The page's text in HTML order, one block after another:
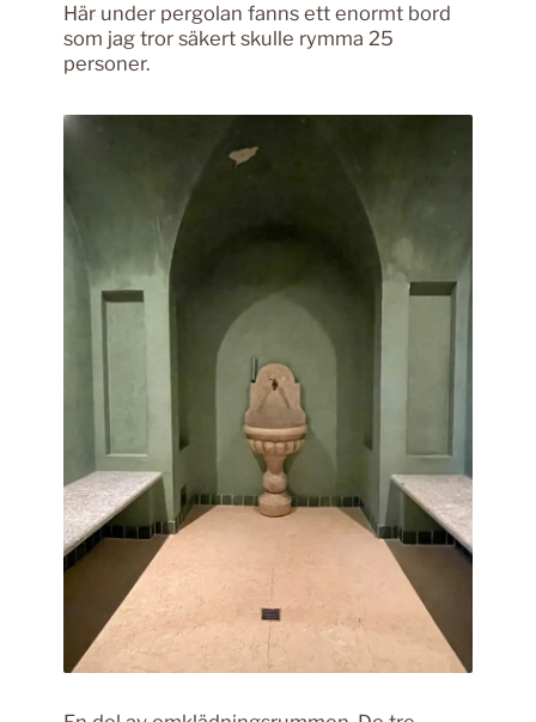
Här under pergolan fanns ett enormt bord
som jag tror säkert skulle rymma 25
personer.